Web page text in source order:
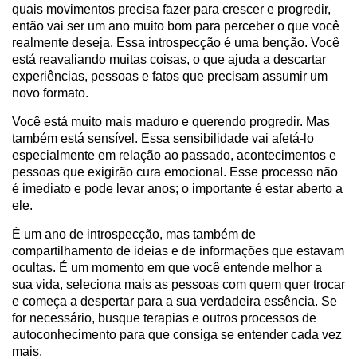
quais movimentos precisa fazer para crescer e progredir,
então vai ser um ano muito bom para perceber o que você
realmente deseja. Essa introspecção é uma benção. Você
está reavaliando muitas coisas, o que ajuda a descartar
experiências, pessoas e fatos que precisam assumir um
novo formato.
Você está muito mais maduro e querendo progredir. Mas
também está sensível. Essa sensibilidade vai afetá-lo
especialmente em relação ao passado, acontecimentos e
pessoas que exigirão cura emocional. Esse processo não
é imediato e pode levar anos; o importante é estar aberto a
ele.
É um ano de introspecção, mas também de
compartilhamento de ideias e de informações que estavam
ocultas. É um momento em que você entende melhor a
sua vida, seleciona mais as pessoas com quem quer trocar
e começa a despertar para a sua verdadeira essência. Se
for necessário, busque terapias e outros processos de
autoconhecimento para que consiga se entender cada vez
mais.